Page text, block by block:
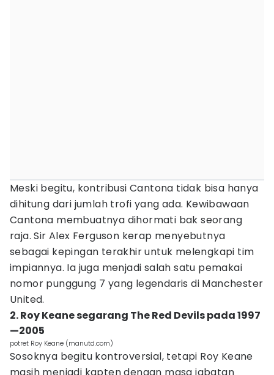
Meski begitu, kontribusi Cantona tidak bisa hanya
dihitung dari jumlah trofi yang ada. Kewibawaan
Cantona membuatnya dihormati bak seorang
raja. Sir Alex Ferguson kerap menyebutnya
sebagai kepingan terakhir untuk melengkapi tim
impiannya. Ia juga menjadi salah satu pemakai
nomor punggung 7 yang legendaris di Manchester
United.
2. Roy Keane segarang The Red Devils pada 1997
—2005
potret Roy Keane (manutd.com)
Sosoknya begitu kontroversial, tetapi Roy Keane